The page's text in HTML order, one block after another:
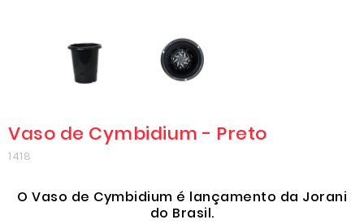
Vaso de Cymbidium - Preto
1418
O Vaso de Cymbidium é lançamento da Jorani
do Brasil.